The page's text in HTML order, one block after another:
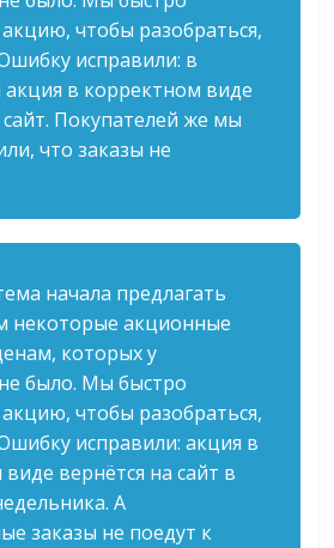
чтобы разобраться,
исправили: в
акция в корректном виде
сайт. Покупателей же мы
что заказы не
начала предлагать
некоторые акционные
которых у
было. Мы быстро
чтобы разобраться,
исправили: акция в
вернётся на сайт в
А
заказы не поедут к